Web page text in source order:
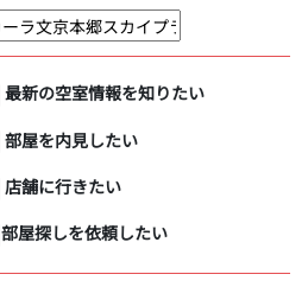
最新の空室情報を知りたい
部屋を内見したい
店舗に行きたい
部屋探しを依頼したい